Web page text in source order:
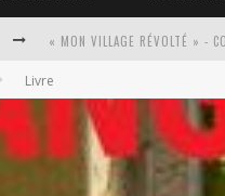
« MON VILLAGE RÉVOLTÉ » -
STAR FOX
PSYRIVER 2026 : LA MAGIE
Livre